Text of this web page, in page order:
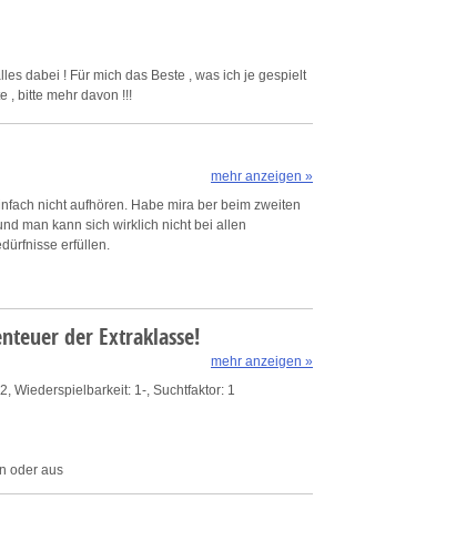
dabei ! Für mich das Beste , was ich je gespielt
, bitte mehr davon !!!
nicht aufhören. Habe mira ber beim zweiten
man kann sich wirklich nicht bei allen
erfüllen.
mehr anzeigen »
der Extraklasse!
Wiederspielbarkeit: 1-, Suchtfaktor: 1
oder aus
Außerirdische in der Stadt gelandet sind. Der
das Ereignis gar schändlich. Als
mehr anzeigen »